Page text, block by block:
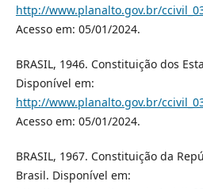
http://www.planalto.gov.br/
Acesso em: 05/01/2024.
BRASIL, 1946. Constituição dos
Disponível em:
http://www.planalto.gov.br/
Acesso em: 05/01/2024.
BRASIL, 1967. Constituição da
Brasil. Disponível em: